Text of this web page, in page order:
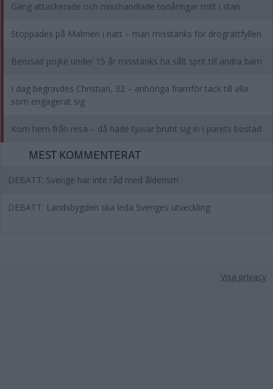
Gäng attackerade och misshandlade tonåringar mitt i stan
Stoppades på Malmen i natt – man misstänks för drograttfylleri
Berusad pojke under 15 år misstänks ha sålt sprit till andra barn
I dag begravdes Christian, 32 – anhöriga framför tack till alla
som engagerat sig
Kom hem från resa – då hade tjuvar brutit sig in i parets bostad
MEST KOMMENTERAT
DEBATT: Sverige har inte råd med ålderism
DEBATT: Landsbygden ska leda Sveriges utveckling
Visa privacy